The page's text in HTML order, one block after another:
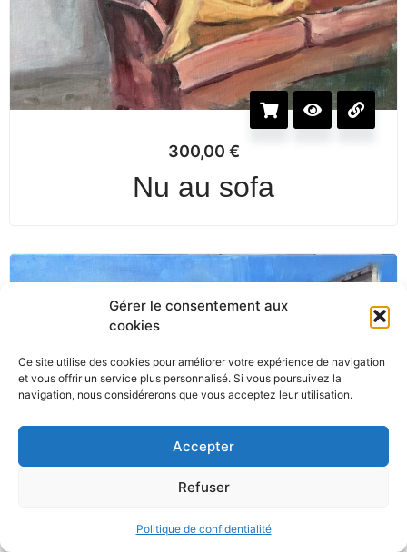
Gérer le consentement aux
cookies
Ce site utilise des cookies pour améliorer votre expérience de navigation
et vous offrir un service plus personnalisé. Si vous poursuivez la
navigation, nous considérerons que vous acceptez leur utilisation.
Accepter
Refuser
Politique de confidentialité
300,00 €
Nu au sofa
450,00€